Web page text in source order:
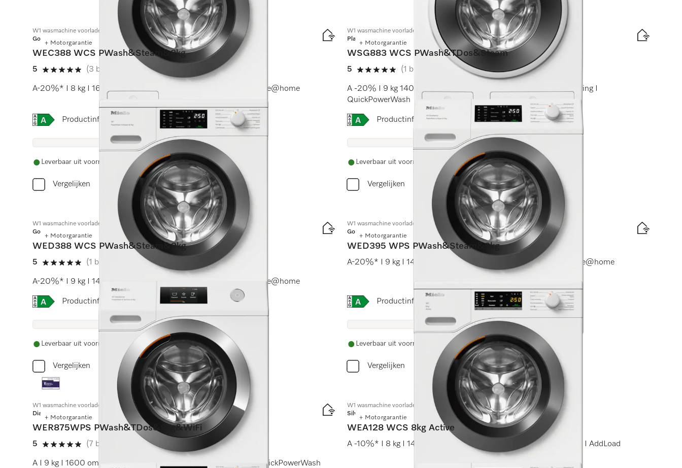
+ Motorgarantie
W1 wasmachine voorlader:
Gold
WEC388 WCS PWash&Steam&8kg
5
5 sterren op 5
(3 beoordelingen)
A-20%* I 8 kg I 1600 tpm I SteamCare I QuickPowerWash I Miele@home
Online Label Flag, Energielabel
Productinformatieblad
Leverbaar uit voorraad met gratis levering
Vergelijken
+ Motorgarantie
W1 wasmachine voorlader:
Platinum
WSG883 WCS PWash&TDos&Steam
5
5 sterren op 5
(1 beoordeling)
A -20% I 9 kg 1400 omw./min I SteamCare I Automatische dosering I
QuickPowerWash
Online Label Flag, Energielabel
Productinformatieblad
Leverbaar uit voorraad met gratis levering
Vergelijken
+ Motorgarantie
W1 wasmachine voorlader:
Gold
WED388 WCS PWash&Steam&9kg
5
5 sterren op 5
(1 beoordeling)
A-20%* I 9 kg I 1400 tpm I SteamCare I QuickPowerWash I Miele@home
Online Label Flag, Energielabel
Productinformatieblad
Leverbaar uit voorraad met gratis levering
Vergelijken
+ Motorgarantie
W1 wasmachine voorlader:
Gold
WED395 WPS PWash&Steam&9kg
A-20%* I 9 kg I 1400 tpm I SteamCare I QuickPowerWash I Miele@home
Online Label Flag, Energielabel
Productinformatieblad
Leverbaar uit voorraad met gratis levering
Vergelijken
+ Motorgarantie
W1 wasmachine voorlader:
Diamond
WER875WPS PWash&TDos&9kg&WiFi
5
5 sterren op 5
(7 beoordelingen)
A I 9 kg I 1600 omw./min I M Touch I Automatische dosering I QuickPowerWash
+ Motorgarantie
W1 wasmachine voorlader:
Silver
WEA128 WCS 8kg Active
A -10%* I 8 kg I 1400 omw./min I CapDosing I SoftCare-trommel I AddLoad